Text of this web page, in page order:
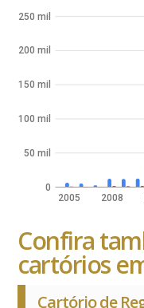
2005 2008
0
50 mil
100 mil
150 mil
200 mil
250 mil
Confira
cartórios
Cartório de